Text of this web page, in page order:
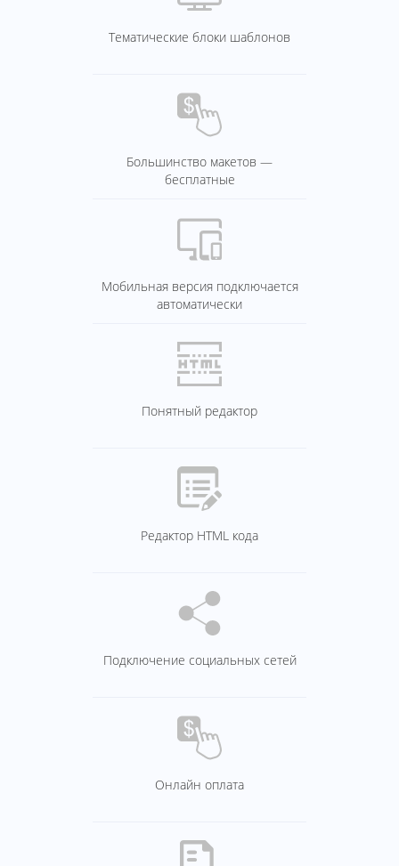
Тематические блоки шаблонов
Большинство макетов —
бесплатные
Мобильная версия подключается
автоматически
Понятный редактор
Редактор HTML кода
Подключение социальных сетей
Онлайн оплата